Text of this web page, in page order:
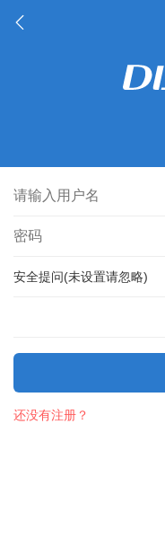
安全提问(未设置请忽略)
还没有注册？